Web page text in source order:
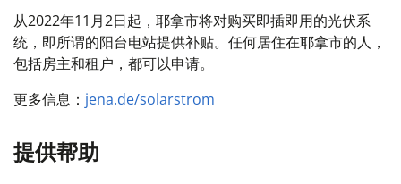
从2022年11月2日起，耶拿市将对购买即插即用的光伏系
统，即所谓的阳台电站提供补贴。任何居住在耶拿市的人，
包括房主和租户，都可以申请。
更多信息： jena.de/solarstrom
提供帮助